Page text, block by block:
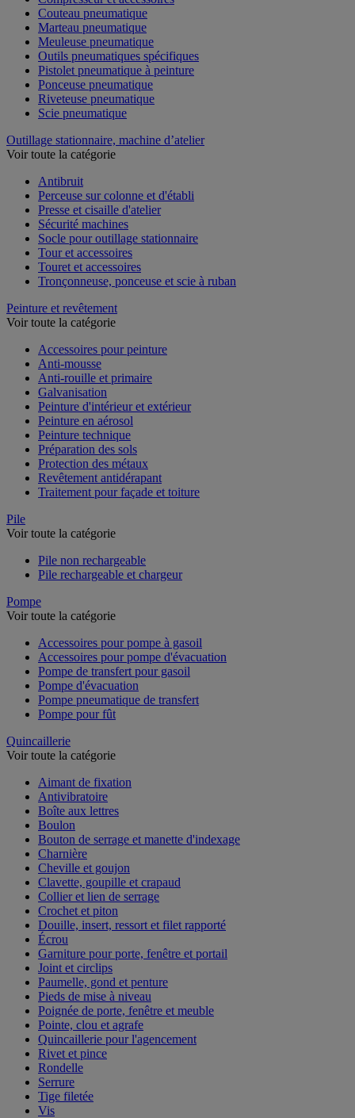
Couteau pneumatique
Marteau pneumatique
Meuleuse pneumatique
Outils pneumatiques spécifiques
Pistolet pneumatique à peinture
Ponceuse pneumatique
Riveteuse pneumatique
Scie pneumatique
Outillage stationnaire, machine d’atelier
Voir toute la catégorie
Antibruit
Perceuse sur colonne et d'établi
Presse et cisaille d'atelier
Sécurité machines
Socle pour outillage stationnaire
Tour et accessoires
Touret et accessoires
Tronçonneuse, ponceuse et scie à ruban
Peinture et revêtement
Voir toute la catégorie
Accessoires pour peinture
Anti-mousse
Anti-rouille et primaire
Galvanisation
Peinture d'intérieur et extérieur
Peinture en aérosol
Peinture technique
Préparation des sols
Protection des métaux
Revêtement antidérapant
Traitement pour façade et toiture
Pile
Voir toute la catégorie
Pile non rechargeable
Pile rechargeable et chargeur
Pompe
Voir toute la catégorie
Accessoires pour pompe à gasoil
Accessoires pour pompe d'évacuation
Pompe de transfert pour gasoil
Pompe d'évacuation
Pompe pneumatique de transfert
Pompe pour fût
Quincaillerie
Voir toute la catégorie
Aimant de fixation
Antivibratoire
Boîte aux lettres
Boulon
Bouton de serrage et manette d'indexage
Charnière
Cheville et goujon
Clavette, goupille et crapaud
Collier et lien de serrage
Crochet et piton
Douille, insert, ressort et filet rapporté
Écrou
Garniture pour porte, fenêtre et portail
Joint et circlips
Paumelle, gond et penture
Pieds de mise à niveau
Poignée de porte, fenêtre et meuble
Pointe, clou et agrafe
Quincaillerie pour l'agencement
Rivet et pince
Rondelle
Serrure
Tige filetée
Vis